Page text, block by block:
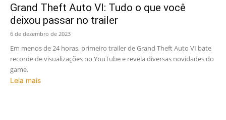
Grand Theft Auto VI: Tudo o que você
deixou passar no trailer
6 de dezembro de 2023
Em menos de 24 horas, primeiro trailer de Grand Theft Auto VI bate
recorde de visualizações no YouTube e revela diversas novidades do
game.
Leia mais